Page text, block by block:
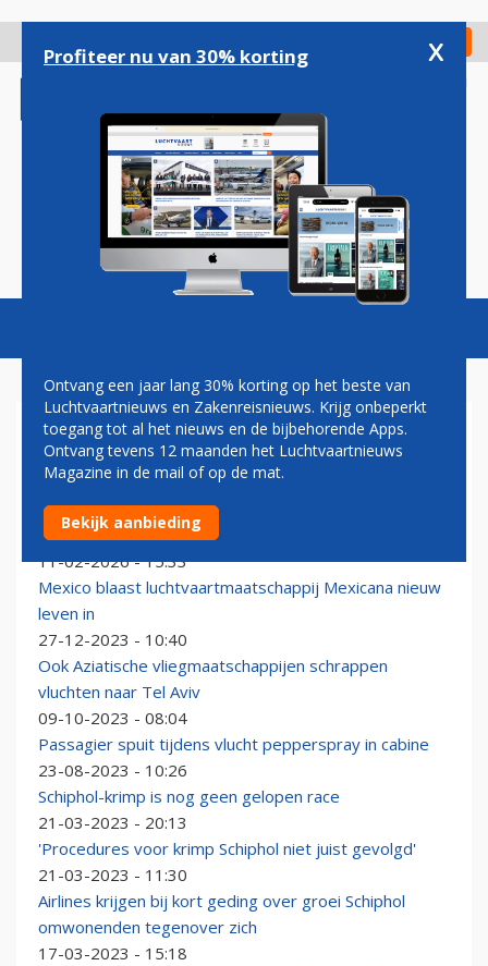
gaan
Check in
Magazine Podcasts Vacatures
AIRLINES
Waldorf Salad en garnalencocktail jaren ‘20 stijl bij
American Airlines
11-02-2026 - 15:33
Mexico blaast luchtvaartmaatschappij Mexicana nieuw
leven in
27-12-2023 - 10:40
Ook Aziatische vliegmaatschappijen schrappen
vluchten naar Tel Aviv
09-10-2023 - 08:04
Passagier spuit tijdens vlucht pepperspray in cabine
23-08-2023 - 10:26
Schiphol-krimp is nog geen gelopen race
21-03-2023 - 20:13
'Procedures voor krimp Schiphol niet juist gevolgd'
21-03-2023 - 11:30
Airlines krijgen bij kort geding over groei Schiphol
omwonenden tegenover zich
17-03-2023 - 15:18
Profiteer nu van 30% korting x
Ontvang een jaar lang 30% korting op het beste van
Luchtvaartnieuws en Zakenreisnieuws. Krijg onbeperkt
toegang tot al het nieuws en de bijbehorende Apps.
Ontvang tevens 12 maanden het Luchtvaartnieuws
Magazine in de mail of op de mat.
Bekijk aanbieding